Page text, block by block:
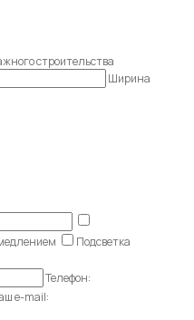
строительства
Ширина
Подсветка
Телефон:
e-mail: